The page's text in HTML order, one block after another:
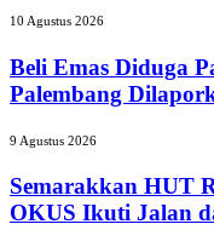
Beli
Diduga
Palsu,
Karyawan
di
Dilaporkan
Penjual
10 Agustus 2026
Beli Emas Diduga
Palembang
Semarakkan
RI
KE-
81,
9 Agustus 2026
Semarakkan HUT
OKUS Ikuti Jalan